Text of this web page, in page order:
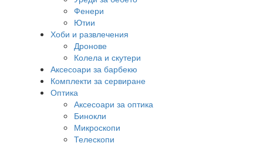
Фенери
Ютии
Хоби и развлечения
Дронове
Колела и скутери
Аксесоари за барбекю
Комплекти за сервиране
Оптика
Аксесоари за оптика
Бинокли
Микроскопи
Телескопи